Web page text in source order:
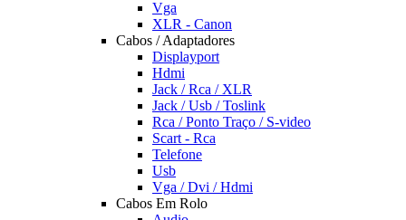
Vga
XLR - Canon
Cabos / Adaptadores
Displayport
Hdmi
Jack / Rca / XLR
Jack / Usb / Toslink
Rca / Ponto Traço / S-video
Scart - Rca
Telefone
Usb
Vga / Dvi / Hdmi
Cabos Em Rolo